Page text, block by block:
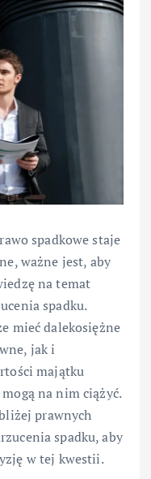
spadkowe staje
ważne jest, aby
na temat
spadku.
mieć dalekosiężne
jak i
majątku
na nim ciążyć.
prawnych
spadku, aby
w tej kwestii.